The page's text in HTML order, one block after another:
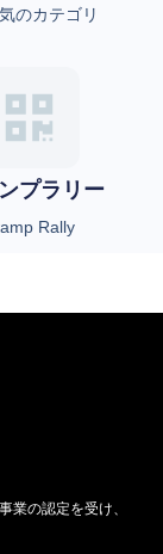
のカテゴリ
プラリー
Rally
業の認定を受け、